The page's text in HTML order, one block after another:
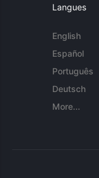
Langues
English
Español
Português
Deutsch
More...